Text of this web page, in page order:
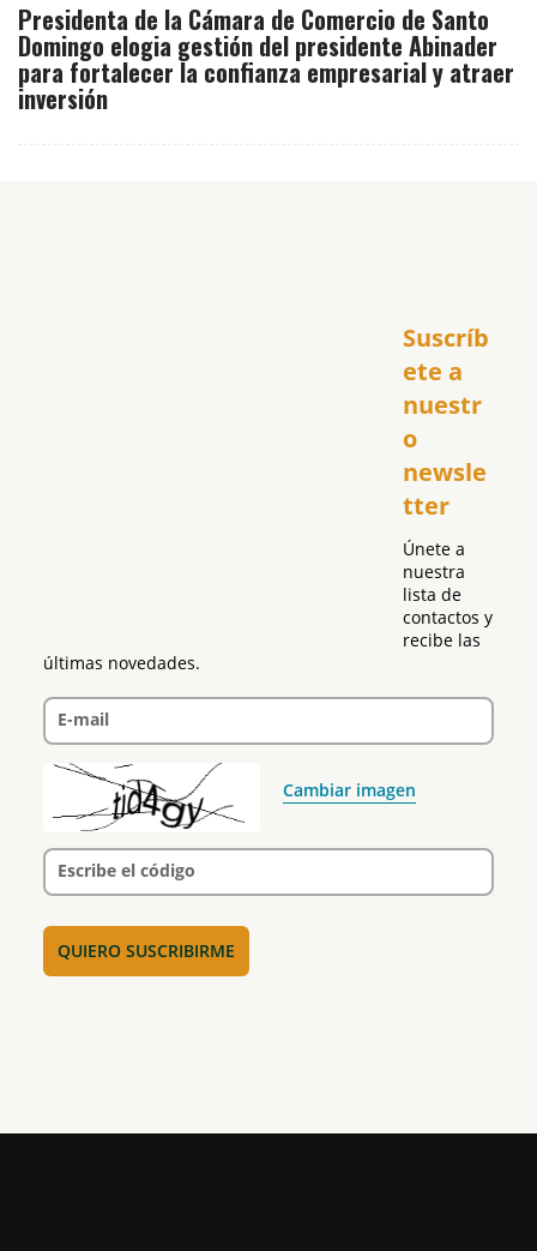
Presidenta de la Cámara de Comercio de Santo
Domingo elogia gestión del presidente Abinader
para fortalecer la confianza empresarial y atraer
inversión
Suscríb
ete a
nuestr
o
newsle
tter
Únete a
nuestra
lista de
contactos y
recibe las
últimas novedades.
E-mail
Cambiar imagen
Escribe el código